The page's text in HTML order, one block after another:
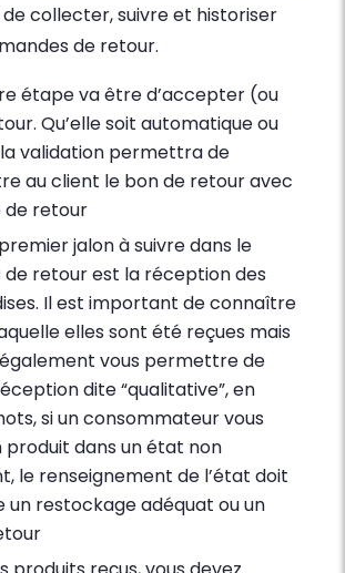
collecter, suivre et historiser
de retour.
étape va être d’accepter (ou
Qu’elle soit automatique ou
validation permettra de
au client le bon de retour avec
de retour
jalon à suivre dans le
de retour est la réception des
Il est important de connaître
elles sont été reçues mais
également vous permettre de
dite “qualitative”, en
si un consommateur vous
produit dans un état non
le renseignement de l’état doit
restockage adéquat ou un